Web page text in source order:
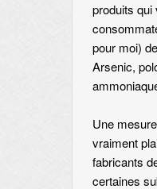
produits qui
pour moi)
Arsenic,
Une
vraiment
fabricants
certaines